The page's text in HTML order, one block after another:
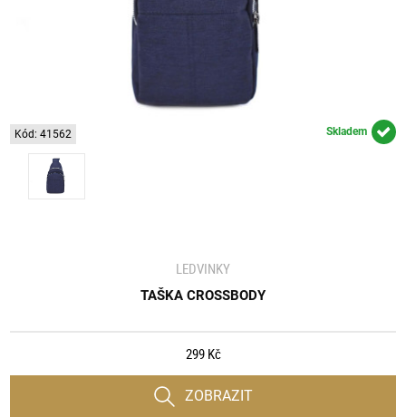
Kód: 41562 Skladem
LEDVINKY
TAŠKA CROSSBODY
299 Kč
ZOBRAZIT